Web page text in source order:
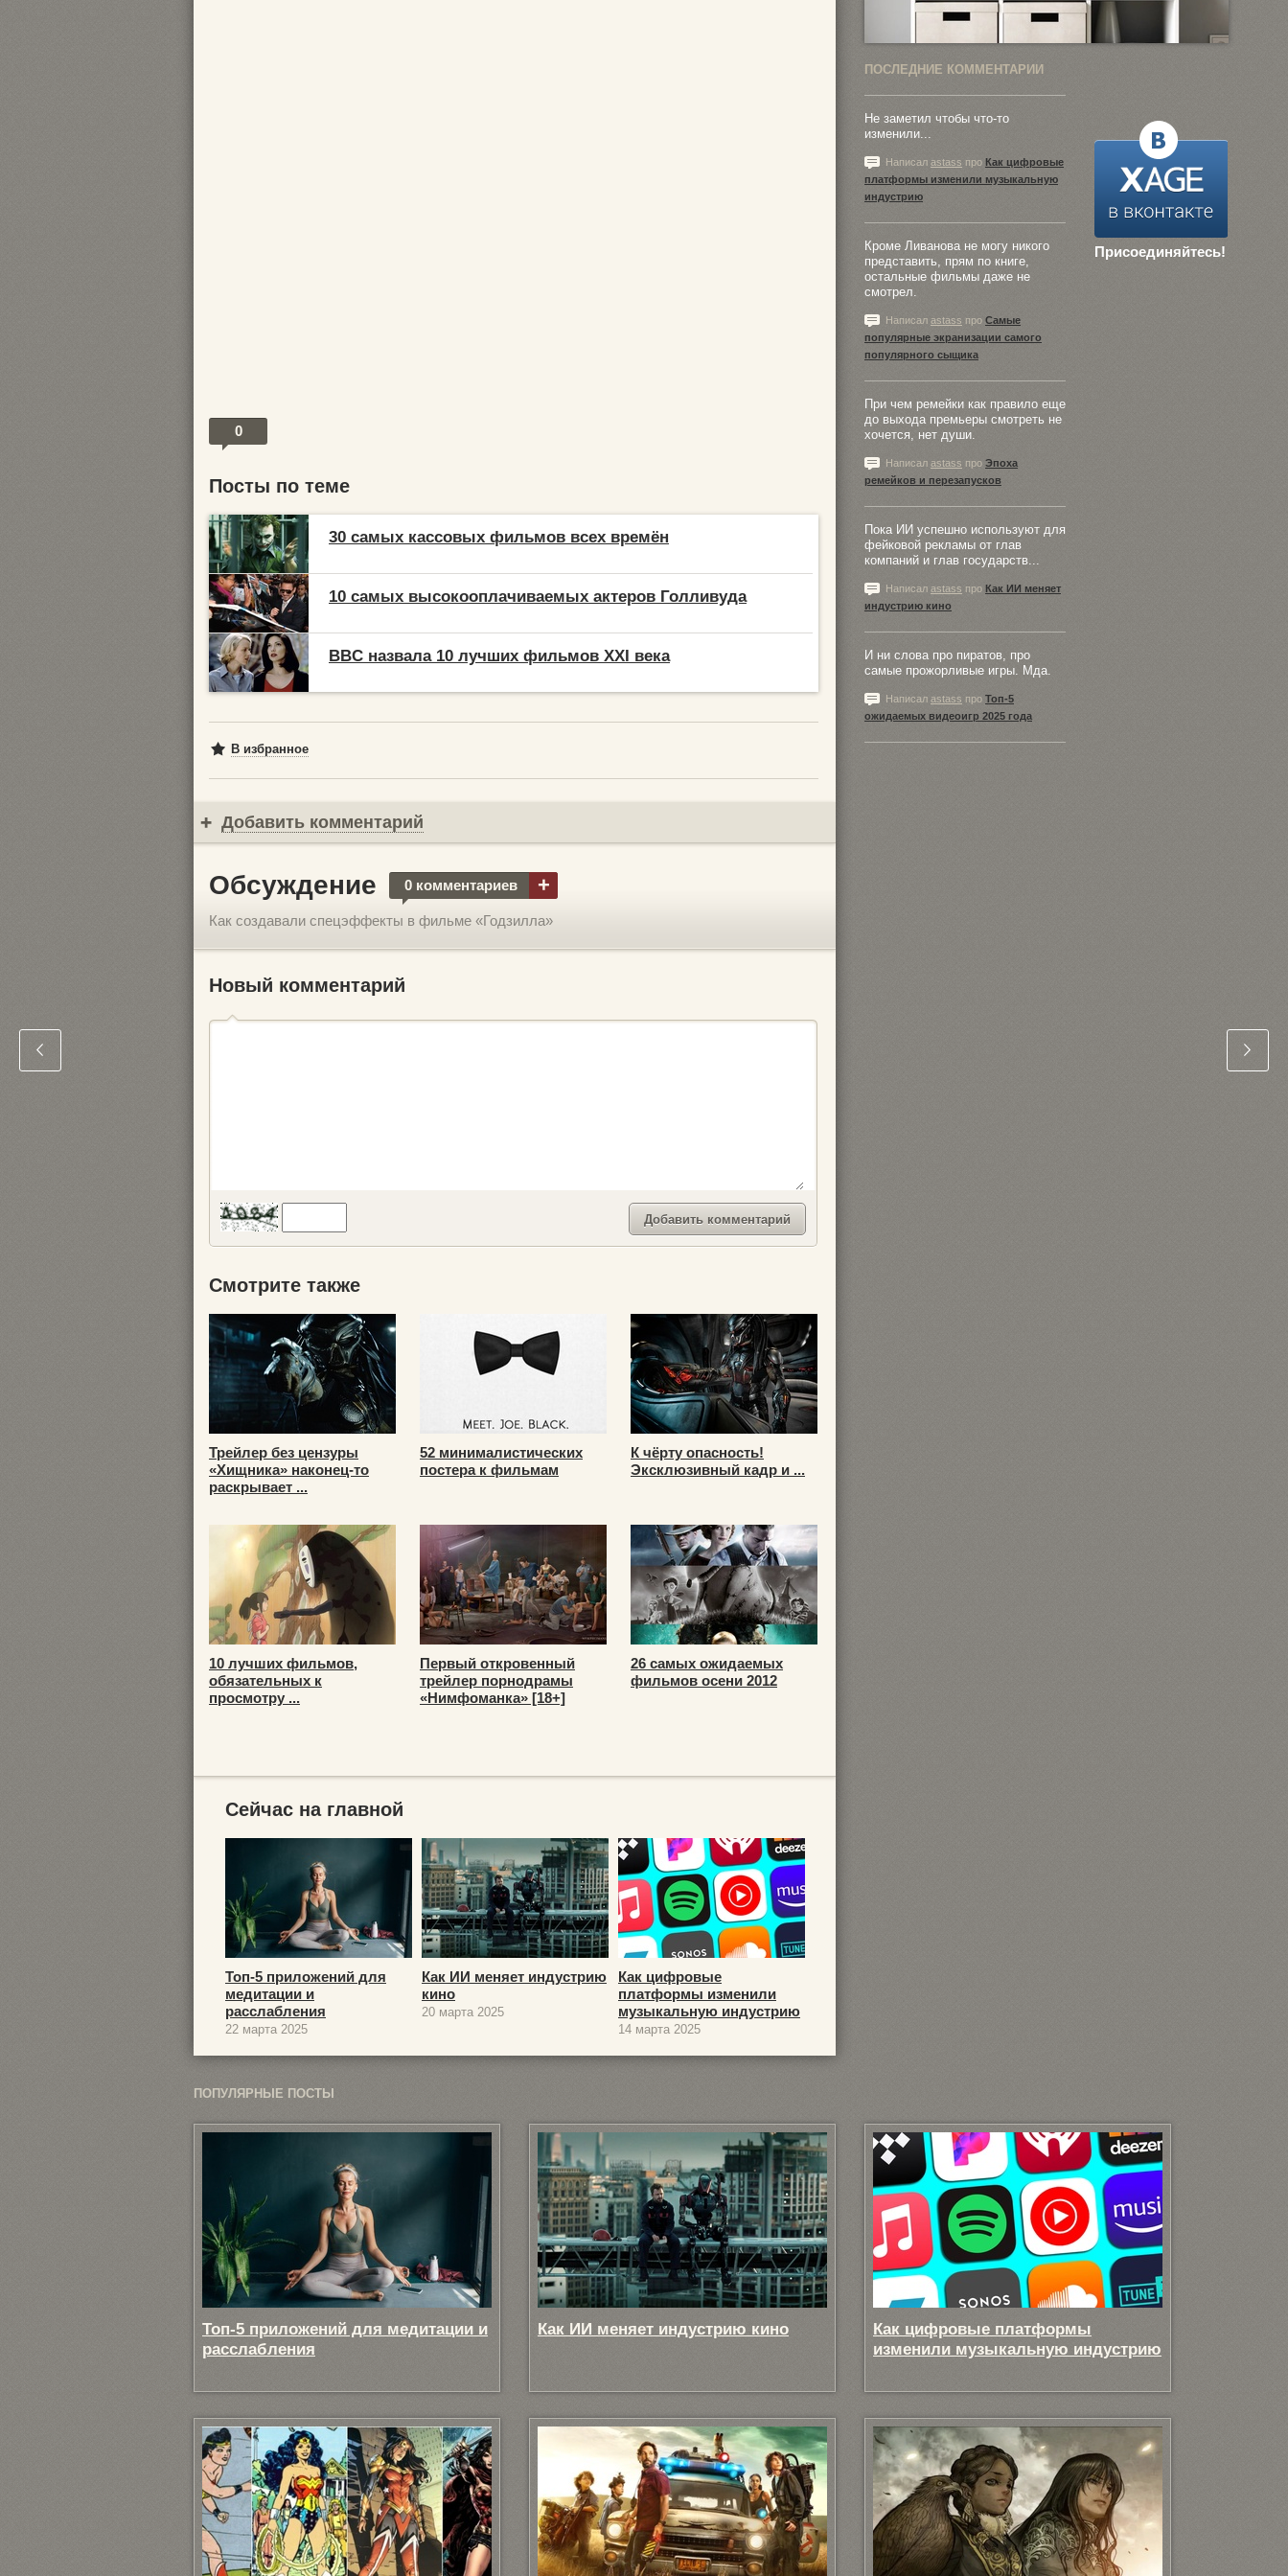
0
Посты по теме
30 самых кассовых фильмов всех времён
10 самых высокооплачиваемых актеров Голливуда
BBC назвала 10 лучших фильмов XXI века
В избранное
Добавить комментарий
Обсуждение 0 комментариев +
Как создавали спецэффекты в фильме «Годзилла»
Новый комментарий
Смотрите также
Трейлер без цензуры
«Хищника» наконец-то
раскрывает ...
52 минималистических
постера к фильмам
К чёрту опасность!
Эксклюзивный кадр и ...
10 лучших фильмов,
обязательных к
просмотру ...
Первый откровенный
трейлер порнодрамы
«Нимфоманка» [18+]
26 самых ожидаемых
фильмов осени 2012
Сейчас на главной
Топ-5 приложений для
медитации и
расслабления
22 марта 2025
Как ИИ меняет индустрию
кино
20 марта 2025
Как цифровые
платформы изменили
музыкальную индустрию
14 марта 2025
ПОСЛЕДНИЕ КОММЕНТАРИИ
Присоединяйтесь!
Не заметил чтобы что-то
изменили...
Написал astass про Как цифровые
платформы изменили музыкальную
индустрию
Кроме Ливанова не могу никого
представить, прям по книге,
остальные фильмы даже не
смотрел.
Написал astass про Самые
популярные экранизации самого
популярного сыщика
При чем ремейки как правило еще
до выхода премьеры смотреть не
хочется, нет души.
Написал astass про Эпоха
ремейков и перезапусков
Пока ИИ успешно используют для
фейковой рекламы от глав
компаний и глав государств...
Написал astass про Как ИИ меняет
индустрию кино
И ни слова про пиратов, про
самые прожорливые игры. Мда.
Написал astass про Топ-5
ожидаемых видеоигр 2025 года
ПОПУЛЯРНЫЕ ПОСТЫ
Топ-5 приложений для медитации и
расслабления
Как ИИ меняет индустрию кино
Как цифровые платформы
изменили музыкальную индустрию